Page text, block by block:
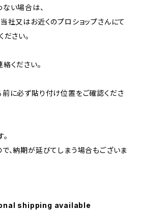
い場合は、
社又はお近くのプロショップさんにて
さい。
ください。
に必ず貼り付け位置をご確認くださ
、納期が延びてしまう場合もございま
shipping available